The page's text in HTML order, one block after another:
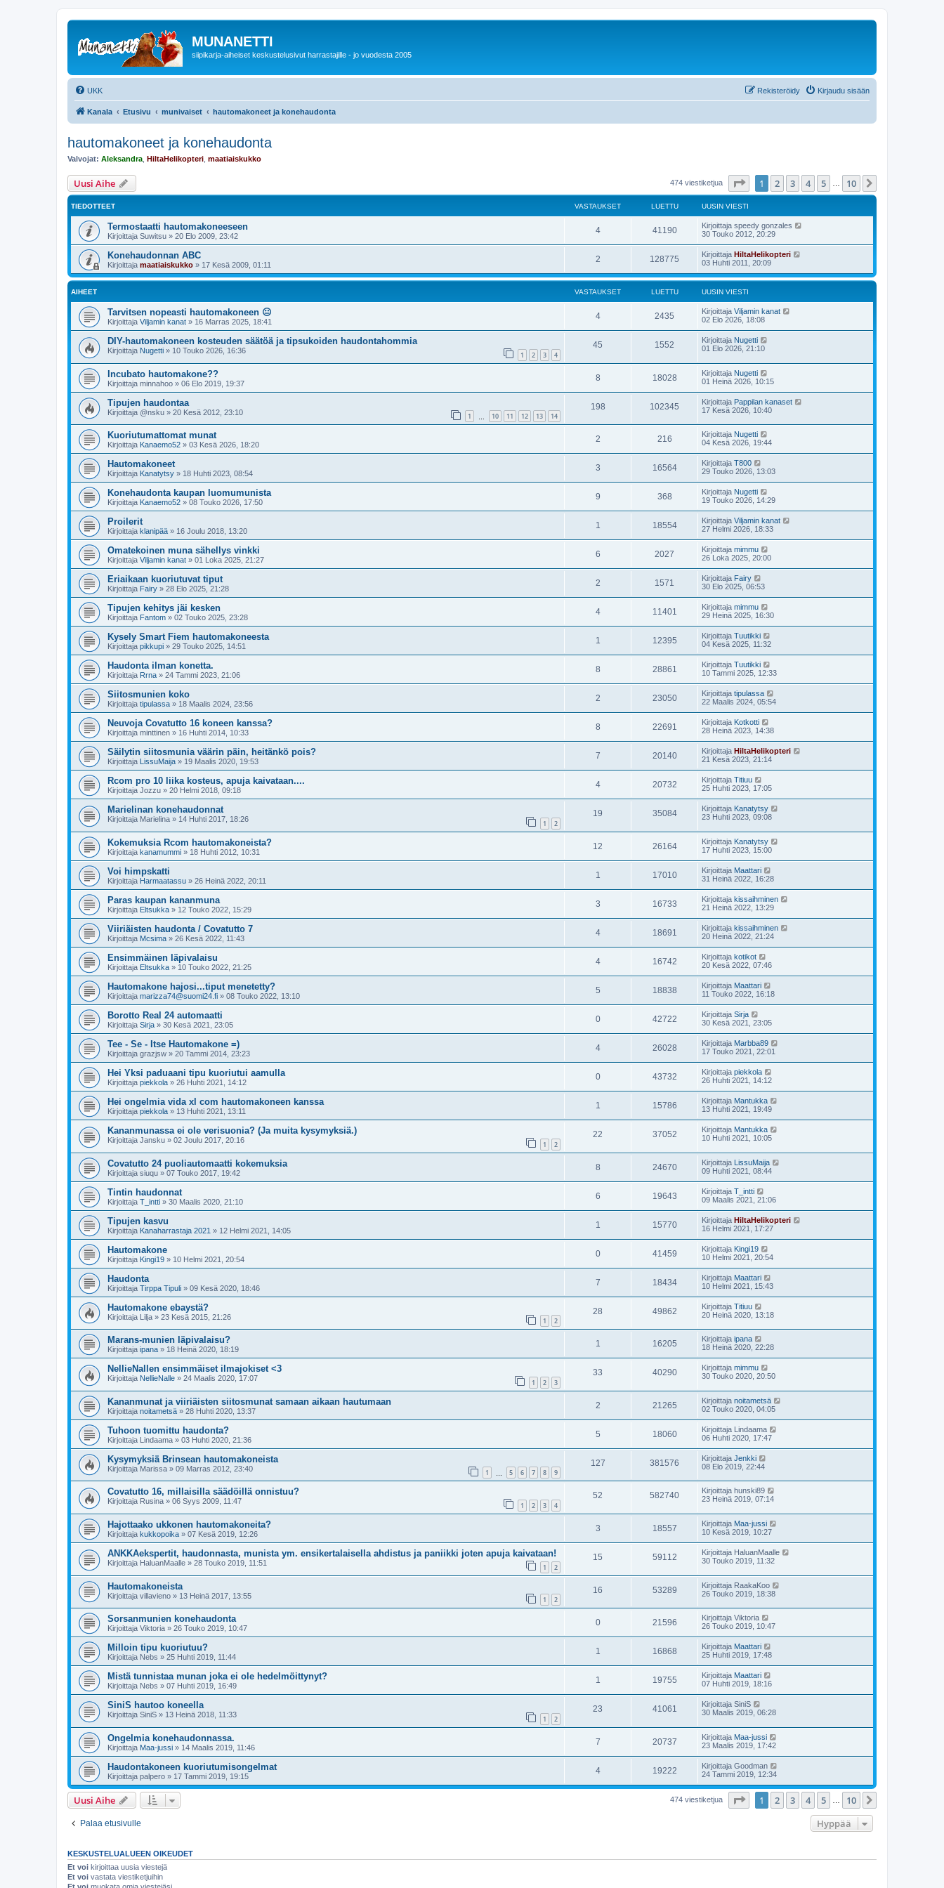
MUNANETTI
siipikarja-aiheiset keskustelusivut harrastajille - jo vuodesta 2005
UKK Kirjaudu sisään
Rekisteröidy
Kanala Etusivu munivaiset hautomakoneet ja konehaudonta
hautomakoneet ja konehaudonta
Valvojat: Aleksandra HiltaHelikopteri maatiaiskukko
Uusi Aihe 474 viestiketjua Sivu 10
1 2 3 4 5 10
TIEDOTTEET VASTAUKSET LUETTU UUSIN VIESTI
Termostaatti hautomakoneeseen
Kirjoittaja Suwitsu » 20 Elo 2009, 23:42
4 41190 Kirjoittaja speedy gonzales
30 Touko 2012, 20:29
Konehaudonnan ABC
Kirjoittaja maatiaiskukko » 17 Kesä 2009, 01:11
2 128775 Kirjoittaja HiltaHelikopteri
03 Huhti 2011, 20:09
AIHEET VASTAUKSET LUETTU UUSIN VIESTI
Tarvitsen nopeasti hautomakoneen 😐
Kirjoittaja Viljamin kanat » 16 Marras 2025, 18:41
4 2435 Kirjoittaja Viljamin kanat
02 Elo 2026, 18:08
DIY-hautomakoneen kosteuden säätöä ja tipsukoiden haudontahommia
Kirjoittaja Nugetti » 10 Touko 2026, 16:36 1 2 3 4
45 1552 Kirjoittaja Nugetti
01 Elo 2026, 21:10
Incubato hautomakone??
Kirjoittaja minnahoo » 06 Elo 2019, 19:37
8 18028 Kirjoittaja Nugetti
01 Heinä 2026, 10:15
Tipujen haudontaa
Kirjoittaja @nsku » 20 Kesä 2012, 23:10 1 10 11 12 13 14
198 102345 Kirjoittaja Pappilan kanaset
17 Kesä 2026, 10:40
Kuoriutumattomat munat
Kirjoittaja Kanaemo52 » 03 Kesä 2026, 18:20
2 216 Kirjoittaja Nugetti
04 Kesä 2026, 19:44
Hautomakoneet
Kirjoittaja Kanatytsy » 18 Huhti 2023, 08:54
3 16564 Kirjoittaja T800
29 Touko 2026, 13:03
Konehaudonta kaupan luomumunista
Kirjoittaja Kanaemo52 » 08 Touko 2026, 17:50
9 368 Kirjoittaja Nugetti
19 Touko 2026, 14:29
Proilerit
Kirjoittaja klanipää » 16 Joulu 2018, 13:20
1 18554 Kirjoittaja Viljamin kanat
27 Helmi 2026, 18:33
Omatekoinen muna sähellys vinkki
Kirjoittaja Viljamin kanat » 01 Loka 2025, 21:27
6 2027 Kirjoittaja mimmu
26 Loka 2025, 20:00
Eriaikaan kuoriutuvat tiput
Kirjoittaja Fairy » 28 Elo 2025, 21:28
2 1571 Kirjoittaja Fairy
30 Elo 2025, 06:53
Tipujen kehitys jäi kesken
Kirjoittaja Fantom » 02 Touko 2025, 23:28
4 11401 Kirjoittaja mimmu
29 Heinä 2025, 16:30
Kysely Smart Fiem hautomakoneesta
Kirjoittaja pikkupi » 29 Touko 2025, 14:51
1 12395 Kirjoittaja Tuutikki
04 Kesä 2025, 11:32
Haudonta ilman konetta.
Kirjoittaja Rrna » 24 Tammi 2023, 21:06
8 28861 Kirjoittaja Tuutikki
10 Tammi 2025, 12:33
Siitosmunien koko
Kirjoittaja tipulassa » 18 Maalis 2024, 23:56
2 23050 Kirjoittaja tipulassa
22 Maalis 2024, 05:54
Neuvoja Covatutto 16 koneen kanssa?
Kirjoittaja minttinen » 16 Huhti 2014, 10:33
8 22691 Kirjoittaja Kotkotti
28 Heinä 2023, 14:38
Säilytin siitosmunia väärin päin, heitänkö pois?
Kirjoittaja LissuMaija » 19 Maalis 2020, 19:53
7 20140 Kirjoittaja HiltaHelikopteri
21 Kesä 2023, 21:14
Rcom pro 10 liika kosteus, apuja kaivataan....
Kirjoittaja Jozzu » 20 Helmi 2018, 09:18
4 20732 Kirjoittaja Titiuu
25 Huhti 2023, 17:05
Marielinan konehaudonnat
Kirjoittaja Marielina » 14 Huhti 2017, 18:26 1 2
19 35084 Kirjoittaja Kanatytsy
23 Huhti 2023, 09:08
Kokemuksia Rcom hautomakoneista?
Kirjoittaja kanamummi » 18 Huhti 2012, 10:31
12 26164 Kirjoittaja Kanatytsy
17 Huhti 2023, 15:00
Voi himpskatti
Kirjoittaja Harmaatassu » 26 Heinä 2022, 20:11
1 17010 Kirjoittaja Maattari
31 Heinä 2022, 16:28
Paras kaupan kananmuna
Kirjoittaja Eltsukka » 12 Touko 2022, 15:29
3 16733 Kirjoittaja kissaihminen
21 Heinä 2022, 13:29
Viiriäisten haudonta / Covatutto 7
Kirjoittaja Mcsima » 26 Kesä 2022, 11:43
4 18691 Kirjoittaja kissaihminen
20 Heinä 2022, 21:24
Ensimmäinen läpivalaisu
Kirjoittaja Eltsukka » 10 Touko 2022, 21:25
4 16742 Kirjoittaja kotikot
20 Kesä 2022, 07:46
Hautomakone hajosi...tiput menetetty?
Kirjoittaja marizza74@suomi24.fi » 08 Touko 2022, 13:10
5 18838 Kirjoittaja Maattari
11 Touko 2022, 16:18
Borotto Real 24 automaatti
Kirjoittaja Sirja » 30 Kesä 2021, 23:05
0 42722 Kirjoittaja Sirja
30 Kesä 2021, 23:05
Tee - Se - Itse Hautomakone =)
Kirjoittaja grazjsw » 20 Tammi 2014, 23:23
4 26028 Kirjoittaja Marbba89
17 Touko 2021, 22:01
Hei Yksi paduaani tipu kuoriutui aamulla
Kirjoittaja piekkola » 26 Huhti 2021, 14:12
0 43732 Kirjoittaja piekkola
26 Huhti 2021, 14:12
Hei ongelmia vida xl com hautomakoneen kanssa
Kirjoittaja piekkola » 13 Huhti 2021, 13:11
1 15786 Kirjoittaja Mantukka
13 Huhti 2021, 19:49
Kananmunassa ei ole verisuonia? (Ja muita kysymyksiä.)
Kirjoittaja Jansku » 02 Joulu 2017, 20:16 1 2
22 37052 Kirjoittaja Mantukka
10 Huhti 2021, 10:05
Covatutto 24 puoliautomaatti kokemuksia
Kirjoittaja siuqu » 07 Touko 2017, 19:42
8 24670 Kirjoittaja LissuMaija
09 Huhti 2021, 08:44
Tintin haudonnat
Kirjoittaja T_intti » 30 Maalis 2020, 21:10
6 19643 Kirjoittaja T_intti
09 Maalis 2021, 21:06
Tipujen kasvu
Kirjoittaja Kanaharrastaja 2021 » 12 Helmi 2021, 14:05
1 15770 Kirjoittaja HiltaHelikopteri
16 Helmi 2021, 17:27
Hautomakone
Kirjoittaja Kingi19 » 10 Helmi 2021, 20:54
0 41459 Kirjoittaja Kingi19
10 Helmi 2021, 20:54
Haudonta
Kirjoittaja Tirppa Tipuli » 09 Kesä 2020, 18:46
7 18434 Kirjoittaja Maattari
10 Helmi 2021, 15:43
Hautomakone ebaystä?
Kirjoittaja Lilja » 23 Kesä 2015, 21:26 1 2
28 49862 Kirjoittaja Titiuu
20 Heinä 2020, 13:18
Marans-munien läpivalaisu?
Kirjoittaja ipana » 18 Heinä 2020, 18:19
1 16205 Kirjoittaja ipana
18 Heinä 2020, 22:28
NellieNallen ensimmäiset ilmajokiset <3
Kirjoittaja NellieNalle » 24 Maalis 2020, 17:07 1 2 3
33 40290 Kirjoittaja mimmu
30 Touko 2020, 20:50
Kananmunat ja viiriäisten siitosmunat samaan aikaan hautumaan
Kirjoittaja noitametsä » 28 Huhti 2020, 13:37
2 21265 Kirjoittaja noitametsä
02 Touko 2020, 04:05
Tuhoon tuomittu haudonta?
Kirjoittaja Lindaama » 03 Huhti 2020, 21:36
5 18060 Kirjoittaja Lindaama
06 Huhti 2020, 17:47
Kysymyksiä Brinsean hautomakoneista
Kirjoittaja Marissa » 09 Marras 2012, 23:40 1 5 6 7 8 9
127 381576 Kirjoittaja Jenkki
08 Elo 2019, 22:44
Covatutto 16, millaisilla säädöillä onnistuu?
Kirjoittaja Rusina » 06 Syys 2009, 11:47 1 2 3 4
52 582740 Kirjoittaja hunski89
23 Heinä 2019, 07:14
Hajottaako ukkonen hautomakoneita?
Kirjoittaja kukkopoika » 07 Kesä 2019, 12:26
3 18557 Kirjoittaja Maa-jussi
10 Kesä 2019, 10:27
ANKKAekspertit, haudonnasta, munista ym. ensikertalaisella ahdistus ja paniikki joten apuja kaivataan!
Kirjoittaja HaluanMaalle » 28 Touko 2019, 11:51 1 2
15 59112 Kirjoittaja HaluanMaalle
30 Touko 2019, 11:32
Hautomakoneista
Kirjoittaja villavieno » 13 Heinä 2017, 13:55 1 2
16 53289 Kirjoittaja RaakaKoo
26 Touko 2019, 18:38
Sorsanmunien konehaudonta
Kirjoittaja Viktoria » 26 Touko 2019, 10:47
0 21596 Kirjoittaja Viktoria
26 Touko 2019, 10:47
Milloin tipu kuoriutuu?
Kirjoittaja Nebs » 25 Huhti 2019, 11:44
1 16868 Kirjoittaja Maattari
25 Huhti 2019, 17:48
Mistä tunnistaa munan joka ei ole hedelmöittynyt?
Kirjoittaja Nebs » 07 Huhti 2019, 16:49
1 19755 Kirjoittaja Maattari
07 Huhti 2019, 18:16
SiniS hautoo koneella
Kirjoittaja SiniS » 13 Heinä 2018, 11:33 1 2
23 41061 Kirjoittaja SiniS
30 Maalis 2019, 06:28
Ongelmia konehaudonnassa.
Kirjoittaja Maa-jussi » 14 Maalis 2019, 11:46
7 20737 Kirjoittaja Maa-jussi
23 Maalis 2019, 17:42
Haudontakoneen kuoriutumisongelmat
Kirjoittaja palpero » 17 Tammi 2019, 19:15
4 19222 Kirjoittaja Goodman
24 Tammi 2019, 12:34
Uusi Aihe 474 viestiketjua Sivu 10
1 2 3 4 5 10
Palaa etusivulle Hyppää
KESKUSTELUALUEEN OIKEUDET
Et voi kirjoittaa uusia viestejä
Et voi vastata viestiketjuihin